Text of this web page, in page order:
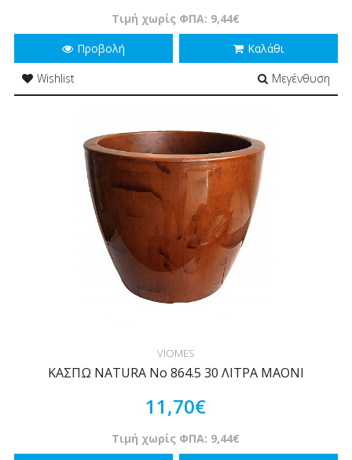
Τιμή χωρίς ΦΠΑ: 9,44€
Προβολή
Καλάθι
Wishlist
Μεγένθυση
VIOMES
ΚΑΣΠΩ NATURA Νο 864.5 30 ΛΙΤΡΑ MAONI
11,70€
Τιμή χωρίς ΦΠΑ: 9,44€